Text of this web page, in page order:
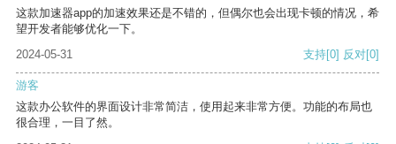
这款加速器app的加速效果还是不错的，但偶尔也会出现卡顿的情况，希
望开发者能够优化一下。
2024-05-31
支持[0] 反对[0]
游客
这款办公软件的界面设计非常简洁，使用起来非常方便。功能的布局也
很合理，一目了然。